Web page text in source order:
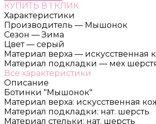
КУПИТЬ В 1 КЛИК
Характеристики
Производитель — Мышонок
Сезон — Зима
Цвет — серый
Материал верха — искусственная
Материал подкладки — мех
Все характеристики
Описание
Ботинки "Мышонок"
Материал верха: искусственная
Материал подкладки: нат. шерсть
Материал стельки: нат. шерсть